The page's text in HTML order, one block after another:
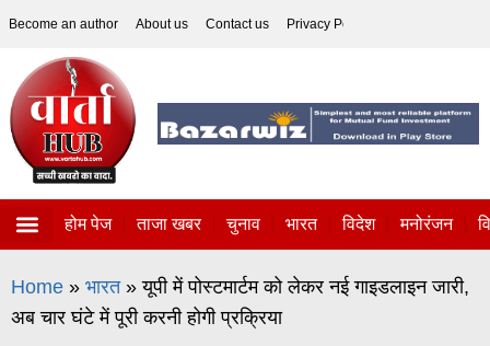
Become an author About us Contact us Privacy Policy
होम पेज ताजा खबर चुनाव भारत विदेश मनोरंजन
Home » भारत » यूपी में पोस्टमार्टम को लेकर नई गाइडलाइन जारी,
अब चार घंटे में पूरी करनी होगी प्रक्रिया